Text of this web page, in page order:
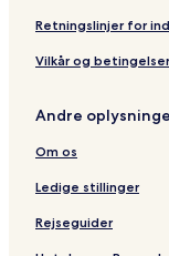
Retningslinjer for
Vilkår og
Andre
Om os
Ledige stillinger
Rejseguider